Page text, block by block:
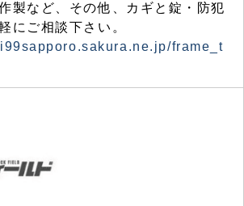
製など、その他、カギと錠・防犯
にご相談下さい。
frame_t